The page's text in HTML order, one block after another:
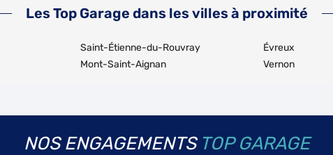
Les Top Garage dans les villes à proximité
Saint-Étienne-du-Rouvray
Mont-Saint-Aignan
Évreux
Vernon
NOS ENGAGEMENTS TOP GARAGE